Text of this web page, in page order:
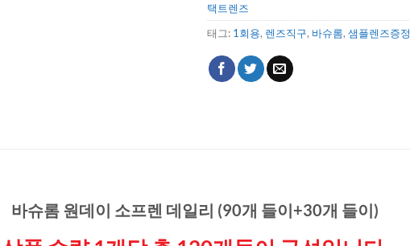
택트렌즈
태그: 1회용, 렌즈직구, 바슈롬, 샘플렌즈증정
바슈롬 원데이 소프렌 데일리 (90개 들이+30개 들이)